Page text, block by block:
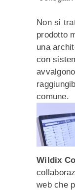
Non si
prodotto
una
con
comune.
Wildix
web che